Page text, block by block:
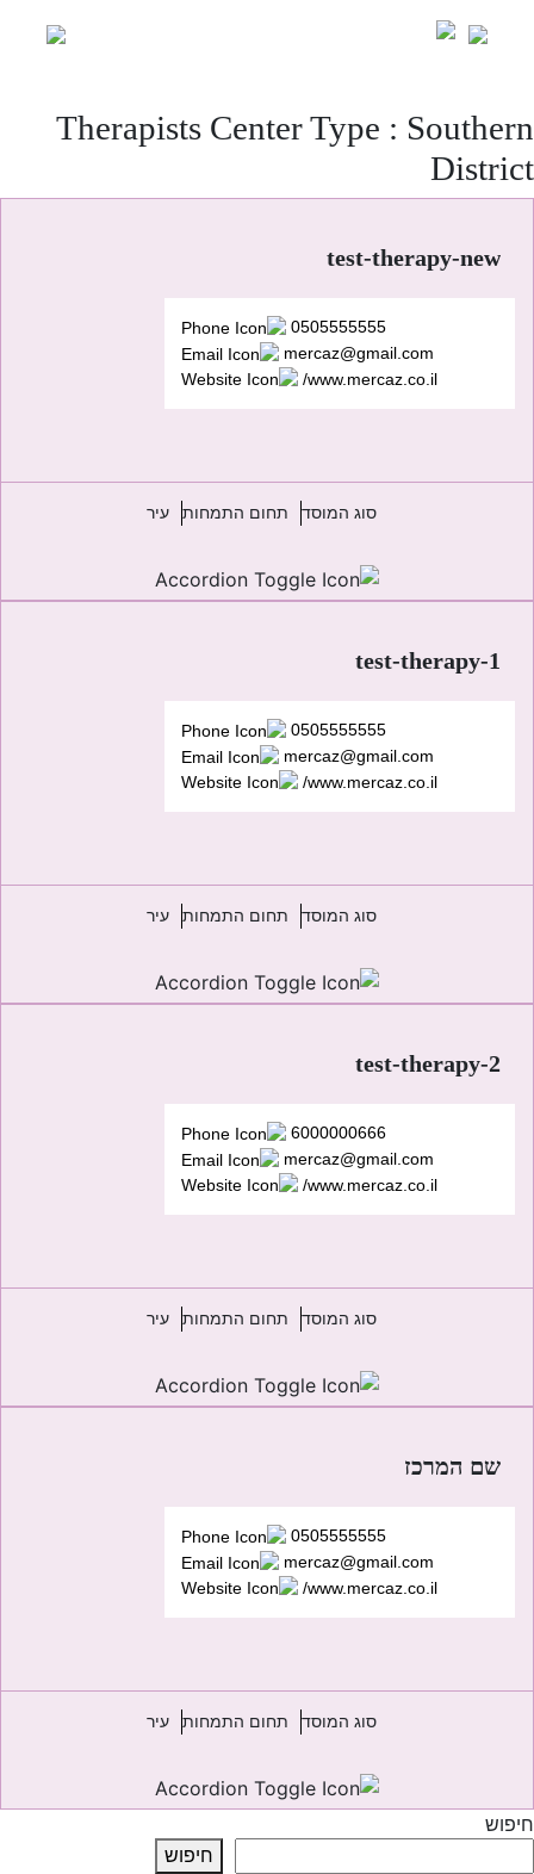
Therapists Center Type : Southern
District
test-therapy-new
0505555555
mercaz@gmail.com
www.mercaz.co.il/
סוג המוסד תחום התמחות עיר
test-therapy-1
0505555555
mercaz@gmail.com
www.mercaz.co.il/
סוג המוסד תחום התמחות עיר
test-therapy-2
6000000666
mercaz@gmail.com
www.mercaz.co.il/
סוג המוסד תחום התמחות עיר
שם המרכז
0505555555
mercaz@gmail.com
www.mercaz.co.il/
סוג המוסד תחום התמחות עיר
חיפוש
חיפוש